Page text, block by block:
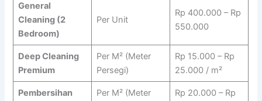
General
Cleaning (2
Bedroom)
Per Unit
Rp 400.000 – Rp
550.000
Deep Cleaning
Premium
Per M² (Meter
Persegi)
Rp 15.000 – Rp
25.000 / m²
Pembersihan
Per M² (Meter
Rp 20.000 – Rp